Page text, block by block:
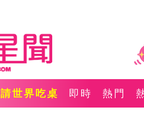
請世界吃桌 即時 熱門